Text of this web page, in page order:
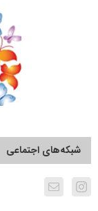
شبکه‌های اجتماعی